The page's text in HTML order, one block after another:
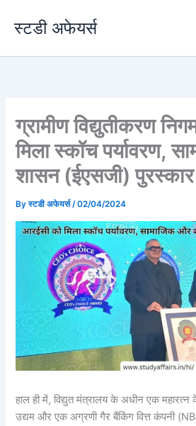
स्टडी अफेयर्स
ग्रामीण विद्युतीकरण
मिला स्कॉच पर्यावरण,
शासन (ईएसजी)
Byस्टडी अफेयर्स/02/04/2024
हाल ही में, विद्युत मंत्रालय के अधीन एक महारत्न
उद्यम और एक अग्रणी गैर बैंकिंग वित्त कंपनी